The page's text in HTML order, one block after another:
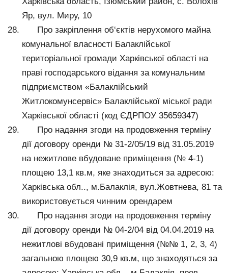
Яр, вул. Миру, 10
Про закріплення об‘єктів нерухомого майна
комунальної власності Балаклійської
територіальної громади Харківської області на
праві господарського відання за комунальним
підприємством «Балаклійський
Житлокомунсервіс» Балаклійської міської ради
Харківської області (код ЄДРПОУ 35659347)
Про надання згоди на продовження терміну
дії договору оренди № 31-2/05/19 від 31.05.2019
на нежитлове вбудоване приміщення (№ 4-1)
площею 13,1 кв.м, яке знаходиться за адресою:
Харківська обл.., м.Балаклія, вул.Жовтнева, 81 та
використовується чинним орендарем
Про надання згоди на продовження терміну
дії договору оренди № 04-2/04 від 04.04.2019 на
нежитлові вбудовані приміщення (№№ 1, 2, 3, 4)
загальною площею 30,9 кв.м, що знаходяться за